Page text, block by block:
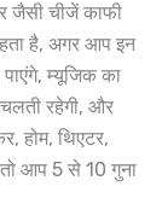
जैसी चीजें काफी
है, अगर आप इन
म्यूजिक का
रहेगी, और
होम, थिएटर,
आप 5 से 10 गुना